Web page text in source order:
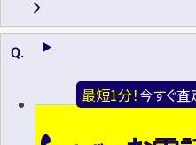
最短1分！今すぐ